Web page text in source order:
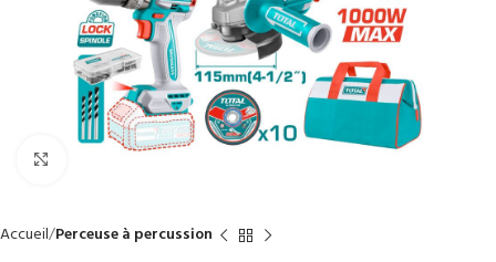
Accueil Perceuse à percussion